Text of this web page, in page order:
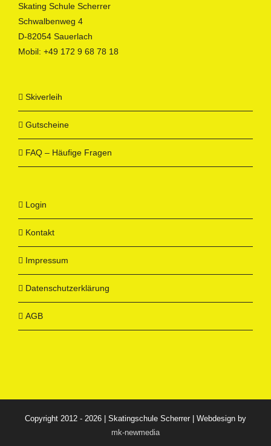
Skating Schule Scherrer
Schwalbenweg 4
D-82054 Sauerlach
Mobil: +49 172 9 68 78 18
Skiverleih
Gutscheine
FAQ – Häufige Fragen
Login
Kontakt
Impressum
Datenschutzerklärung
AGB
Copyright 2012 - 2026 | Skatingschule Scherrer | Webdesign by
mk-newmedia